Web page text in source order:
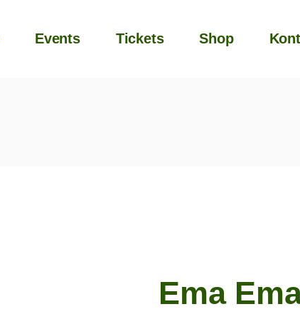
Events Tickets Shop
Ema